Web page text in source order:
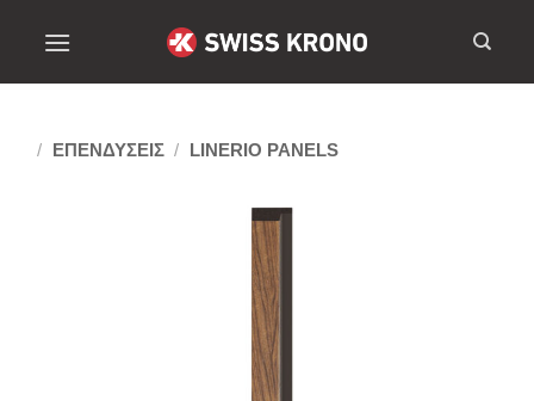
/ ΕΠΕΝΔΥΣΕΙΣ / LINERIO PANELS